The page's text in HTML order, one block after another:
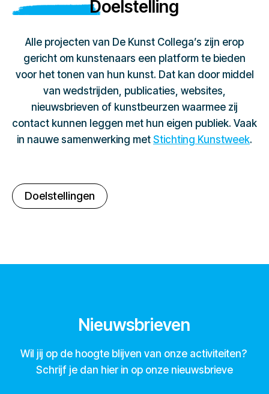
Doelstelling
Alle projecten van De Kunst Collega’s zijn erop
gericht om kunstenaars een platform te bieden
voor het tonen van hun kunst. Dat kan door middel
van wedstrijden, publicaties, websites,
nieuwsbrieven of kunstbeurzen waarmee zij
contact kunnen leggen met hun eigen publiek. Vaak
in nauwe samenwerking met Stichting Kunstweek.
Doelstellingen
Nieuwsbrieven
Wil jij op de hoogte blijven van onze activiteiten?
Schrijf je dan hier in op onze nieuwsbrieve